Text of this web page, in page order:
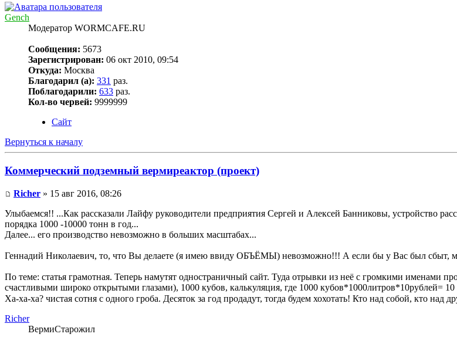
Gench
Модератор WORMCAFE.RU
Сообщения: 5673
Зарегистрирован: 06 окт 2010, 09:54
Откуда: Москва
Благодарил (а): 331 раз.
Поблагодарили: 633 раз.
Кол-во червей: 9999999
Сайт
Вернуться к началу
Коммерческий подземный вермиреактор (проект)
Richer » 15 авг 2016, 08:26
Улыбаемся!! ...Как рассказали Лайфу руководители предприятия Сергей и Алексей Банниковы, устройство
порядка 1000 -10000 тонн в год...
Далее... его производство невозможно в больших масштабах...
Геннадий Николаевич, то, что Вы делаете (я имею ввиду ОБЪЁМЫ) невозможно!!! А если бы у Вас был сбыт,
По теме: статья грамотная. Теперь намутят одностраничный сайт. Туда отрывки из неё с громкими именами
счастливыми широко открытыми глазами), 1000 кубов, калькуляция, где 1000 кубов*1000литров*10рублей=
Ха-ха-ха? чистая сотня с одного гроба. Десяток за год продадут, тогда будем хохотать! Кто над собой, кто над
Richer
ВермиСтарожил